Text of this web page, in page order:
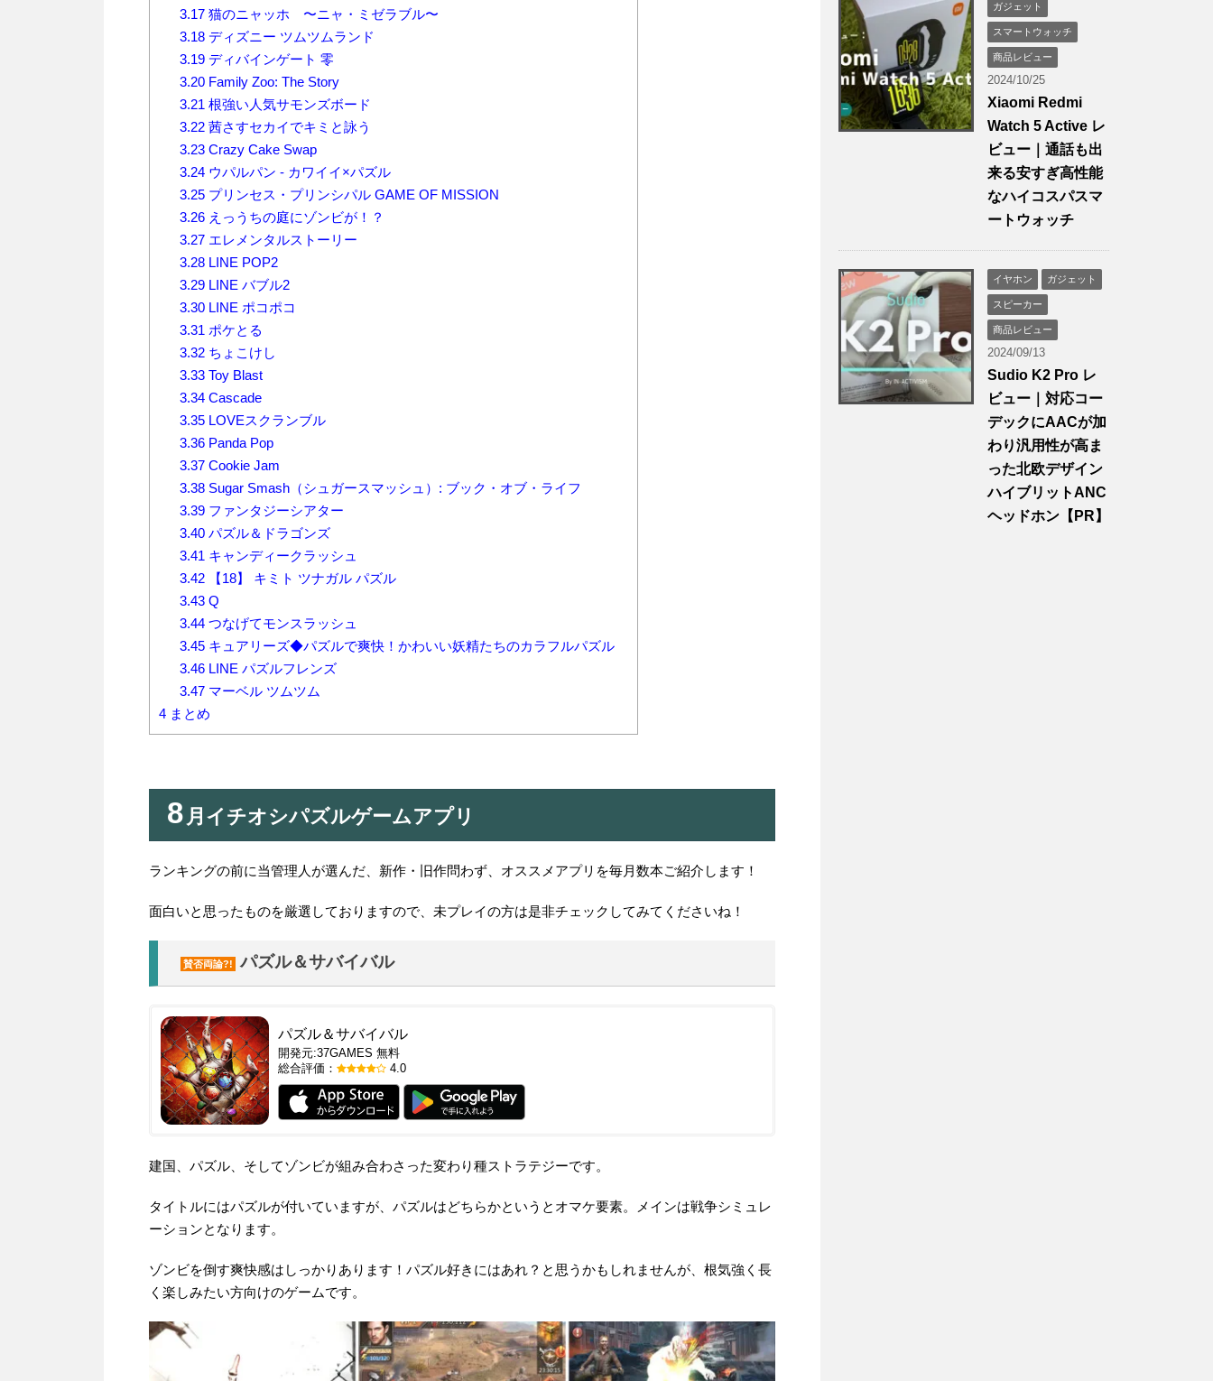
3.17猫のニャッホ 〜ニャ・ミゼラブル〜
3.18ディズニー ツムツムランド
3.19ディバインゲート 零
3.20Family Zoo: The Story
3.21 根強い人気サモンズボード
3.22茜さすセカイでキミと詠う
3.23Crazy Cake Swap
3.24ウパルパン - カワイイ×パズル
3.25プリンセス・プリンシパル GAME OF MISSION
3.26えっうちの庭にゾンビが！？
3.27エレメンタルストーリー
3.28LINE POP2
3.29LINE バブル2
3.30LINE ポコポコ
3.31 ポケとる
3.32ちょこけし
3.33Toy Blast
3.34Cascade
3.35LOVEスクランブル
3.36Panda Pop
3.37Cookie Jam
3.38Sugar Smash（シュガースマッシュ）: ブック・オブ・ライフ
3.39ファンタジーシアター
3.40パズル＆ドラゴンズ
3.41 キャンディークラッシュ
3.42【18】 キミト ツナガル パズル
3.43Q
3.44つなげてモンスラッシュ
3.45キュアリーズ◆パズルで爽快！かわいい妖精たちのカラフルパズル
3.46LINE パズルフレンズ
3.47マーベル ツムツム
4 まとめ
8 月イチオシパズルゲームアプリ
ランキングの前に当管理人が選んだ、新作・旧作問わず、オススメアプリを毎月数本ご紹介します！
面白いと思ったものを厳選しておりますので、未プレイの方は是非チェックしてみてくださいね！
賛否両論?! パズル＆サバイバル
パズル＆サバイバル
開発元:37GAMES 無料
総合評価：
4.0
建国、パズル、そしてゾンビが組み合わさった変わり種ストラテジーです。
タイトルにはパズルが付いていますが、パズルはどちらかというとオマケ要素。メインは戦争シミュレ
ーションとなります。
ゾンビを倒す爽快感はしっかりあります！パズル好きにはあれ？と思うかもしれませんが、根気強く長
く楽しみたい方向けのゲームです。
ガジェット
スマートウォッチ
商品レビュー
2024/10/25
Xiaomi Redmi
Watch 5 Active レ
ビュー｜通話も出
来る安すぎ高性能
なハイコスパスマ
ートウォッチ
イヤホン ガジェット
スピーカー
商品レビュー
2024/09/13
Sudio K2 Pro レ
ビュー｜対応コー
デックにAACが加
わり汎用性が高ま
った北欧デザイン
ハイブリットANC
ヘッドホン【PR】